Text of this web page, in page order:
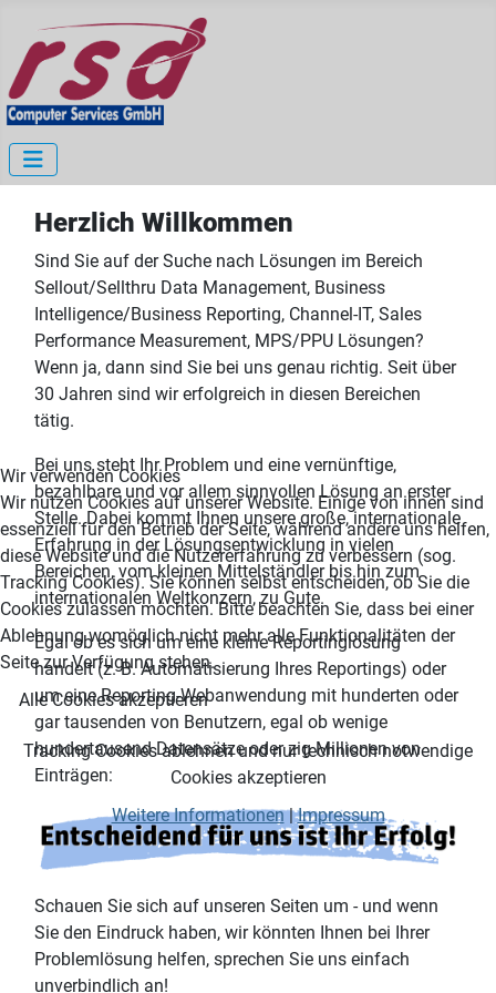
Herzlich Willkommen
Sind Sie auf der Suche nach Lösungen im Bereich
Sellout/Sellthru Data Management, Business
Intelligence/Business Reporting, Channel-IT, Sales
Performance Measurement, MPS/PPU Lösungen?
Wenn ja, dann sind Sie bei uns genau richtig. Seit über
30 Jahren sind wir erfolgreich in diesen Bereichen
tätig.
Bei uns steht Ihr Problem und eine vernünftige,
bezahlbare und vor allem sinnvollen Lösung an erster
Stelle. Dabei kommt Ihnen unsere große, internationale
Erfahrung in der Lösungsentwicklung in vielen
Bereichen, vom kleinen Mittelständler bis hin zum
internationalen Weltkonzern, zu Gute.
Egal ob es sich um eine kleine Reportinglösung
handelt (z. B. Automatisierung Ihres Reportings) oder
um eine Reporting-Webanwendung mit hunderten oder
gar tausenden von Benutzern, egal ob wenige
hundertausend Datensätze oder zig Millionen von
Einträgen:
Schauen Sie sich auf unseren Seiten um - und wenn
Sie den Eindruck haben, wir könnten Ihnen bei Ihrer
Problemlösung helfen, sprechen Sie uns einfach
unverbindlich an!
Wir verwenden Cookies
Wir nutzen Cookies auf unserer Website. Einige von ihnen sind
essenziell für den Betrieb der Seite, während andere uns helfen,
diese Website und die Nutzererfahrung zu verbessern (sog.
Tracking Cookies). Sie können selbst entscheiden, ob Sie die
Cookies zulassen möchten. Bitte beachten Sie, dass bei einer
Ablehnung womöglich nicht mehr alle Funktionalitäten der
Seite zur Verfügung stehen.
Alle Cookies akzeptieren
Tracking Cookies ablehnen und nur technisch notwendige
Cookies akzeptieren
Weitere Informationen|Impressum